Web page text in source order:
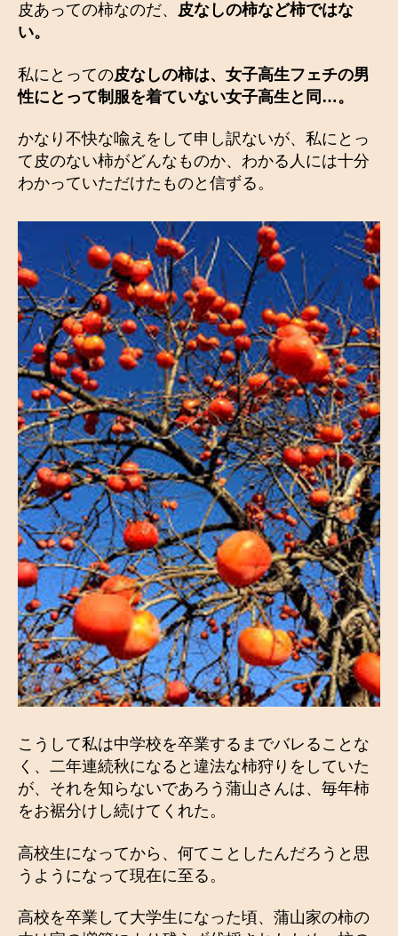
皮あっての柿なのだ、 皮なしの柿など柿ではな
い。
私にとっての皮なしの柿は、女子高生フェチの男
性にとって制服を着ていない女子高生と同…。
かなり不快な喩えをして申し訳ないが、私にとっ
て皮のない柿がどんなものか、わかる人には十分
わかっていただけたものと信ずる。
こうして私は中学校を卒業するまでバレることな
く、二年連続秋になると違法な柿狩りをしていた
が、それを知らないであろう蒲山さんは、毎年柿
をお裾分けし続けてくれた。
高校生になってから、何てことしたんだろうと思
うようになって現在に至る。
高校を卒業して大学生になった頃、蒲山家の柿の